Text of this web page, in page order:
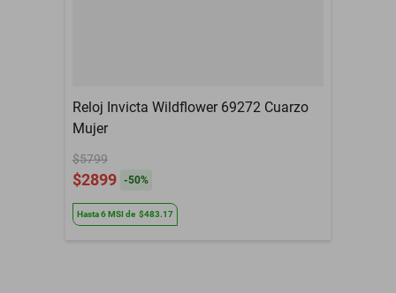
Reloj Invicta Wildflower 69272 Cuarzo
Mujer
$5799
$2899 -50%
Hasta6MSIde $483.17